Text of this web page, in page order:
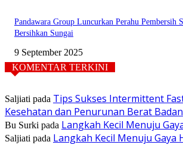
Pandawara Group Luncurkan Perahu Pembersih
Bersihkan Sungai
9 September 2025
KOMENTAR TERKINI
Saljiati pada Tips Sukses Intermittent
Kesehatan dan Penurunan Berat Badan
Bu Surki pada Langkah Kecil Menuju
Saljiati pada Langkah Kecil Menuju Gaya